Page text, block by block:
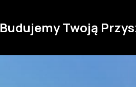
Budujemy Twoją